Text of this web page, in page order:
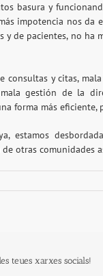
basura y
impotencia nos da
y de pacientes, no ha
consultas y citas,
gestión de la
forma más
estamos
otras comunidades
teues xarxes socials!